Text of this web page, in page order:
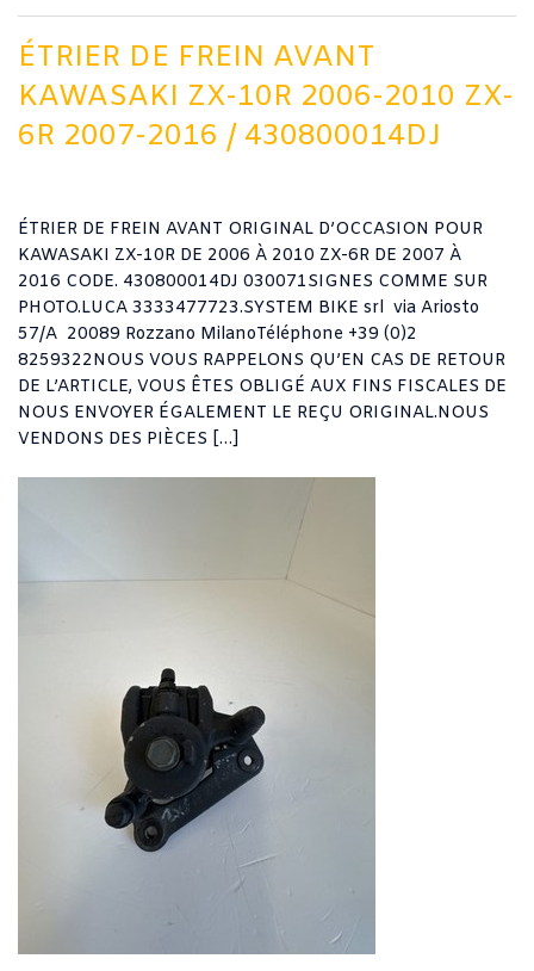
ÉTRIER DE FREIN AVANT
KAWASAKI ZX-10R 2006-2010 ZX-
6R 2007-2016 / 430800014DJ
ÉTRIER DE FREIN AVANT ORIGINAL D’OCCASION POUR
KAWASAKI ZX-10R DE 2006 À 2010 ZX-6R DE 2007 À
2016 CODE. 430800014DJ 030071SIGNES COMME SUR
PHOTO.LUCA 3333477723.SYSTEM BIKE srl via Ariosto
57/A 20089 Rozzano MilanoTéléphone +39 (0)2
8259322NOUS VOUS RAPPELONS QU’EN CAS DE RETOUR
DE L’ARTICLE, VOUS ÊTES OBLIGÉ AUX FINS FISCALES DE
NOUS ENVOYER ÉGALEMENT LE REÇU ORIGINAL.NOUS
VENDONS DES PIÈCES […]